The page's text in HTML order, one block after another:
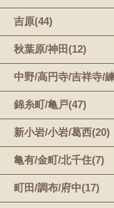
吉原(44)
秋葉原/神田(12)
中野/高円寺/吉祥寺/
錦糸町/亀戸(47)
新小岩/小岩/葛西(20)
亀有/金町/北千住(7)
町田/調布/府中(17)